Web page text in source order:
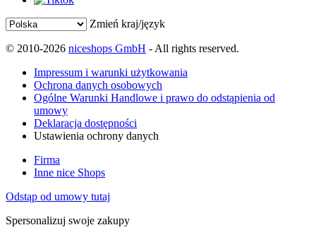
Zmień kraj/język
© 2010-2026 niceshops GmbH - All rights reserved.
Impressum i warunki użytkowania
Ochrona danych osobowych
Ogólne Warunki Handlowe i prawo do odstąpienia od
umowy
Deklaracja dostępności
Ustawienia ochrony danych
Firma
Inne nice Shops
Odstąp od umowy tutaj
Spersonalizuj swoje zakupy